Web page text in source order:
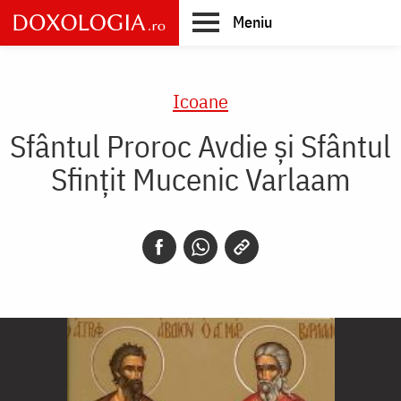
Skip
to
main
Meniu
Icoane
Sfântul Proroc Avdie și Sfântul
Sfințit Mucenic Varlaam